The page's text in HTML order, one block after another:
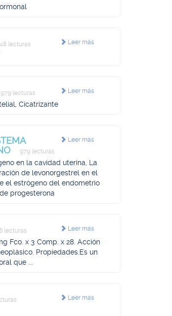
Leer más
lecturas
Leer más
979 lecturas
Cicatrizante
Leer más
979 lecturas
en la cavidad uterina, La
de levonorgestrel en el
el estrógeno del endometrio
progesterona
Leer más
lecturas
Fco. x 3 Comp. x 28. Acción
Propiedades.Es un
que ...
Leer más